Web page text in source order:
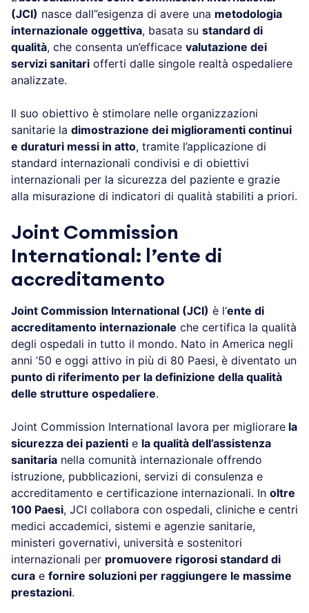
(JCI) nasce dall’’esigenza di avere una metodologia
internazionale oggettiva, basata su standard di
qualità, che consenta un’efficace valutazione dei
servizi sanitari offerti dalle singole realtà ospedaliere
analizzate.
Il suo obiettivo è stimolare nelle organizzazioni
sanitarie la dimostrazione dei miglioramenti continui
e duraturi messi in atto, tramite l’applicazione di
standard internazionali condivisi e di obiettivi
internazionali per la sicurezza del paziente e grazie
alla misurazione di indicatori di qualità stabiliti a priori.
Joint Commission
International: l’ente di
accreditamento
Joint Commission International (JCI) è l’ente di
accreditamento internazionale che certifica la qualità
degli ospedali in tutto il mondo. Nato in America negli
anni ’50 e oggi attivo in più di 80 Paesi, è diventato un
punto di riferimento per la definizione della qualità
delle strutture ospedaliere.
Joint Commission International lavora per migliorare la
sicurezza dei pazienti e la qualità dell’assistenza
sanitaria nella comunità internazionale offrendo
istruzione, pubblicazioni, servizi di consulenza e
accreditamento e certificazione internazionali. In oltre
100 Paesi, JCI collabora con ospedali, cliniche e centri
medici accademici, sistemi e agenzie sanitarie,
ministeri governativi, università e sostenitori
internazionali per promuovere rigorosi standard di
cura e fornire soluzioni per raggiungere le massime
prestazioni.